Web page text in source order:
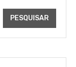
PESQUISAR